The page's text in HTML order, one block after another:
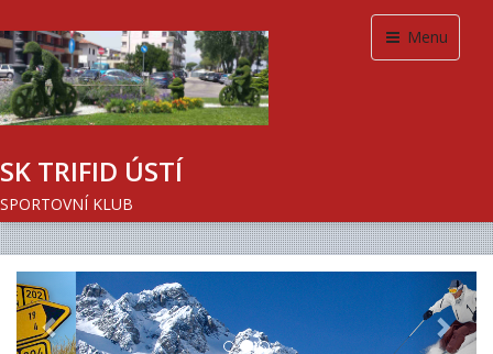
Menu
SK TRIFID ÚSTÍ
SPORTOVNÍ KLUB
Previous Next